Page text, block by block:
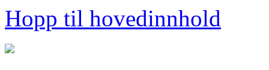
Hopp til hovedinnhold